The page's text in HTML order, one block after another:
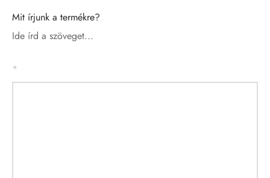
Mit írjunk a termékre?
Ide írd a szöveget...
*